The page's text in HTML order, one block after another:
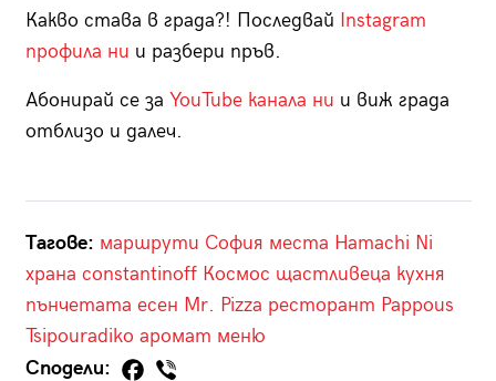
Какво става в града?! Последвай Instagram
профила ни и разбери пръв.
Абонирай се за YouTube канала ни и виж града
отблизо и далеч.
Тагове: маршрути София места Hamachi Ni
храна constantinoff Космос щастливеца кухня
пънчетата есен Mr. Pizza ресторант Pappous
Tsipouradiko аромат меню
Сподели: